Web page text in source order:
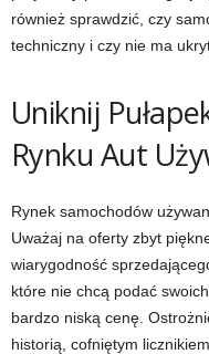
również sprawdzić, czy
techniczny i czy nie ma
Uniknij
Rynku Aut
Rynek samochodów
Uważaj na oferty zbyt
wiarygodność
które nie chcą podać
bardzo niską cenę.
historią, cofniętym